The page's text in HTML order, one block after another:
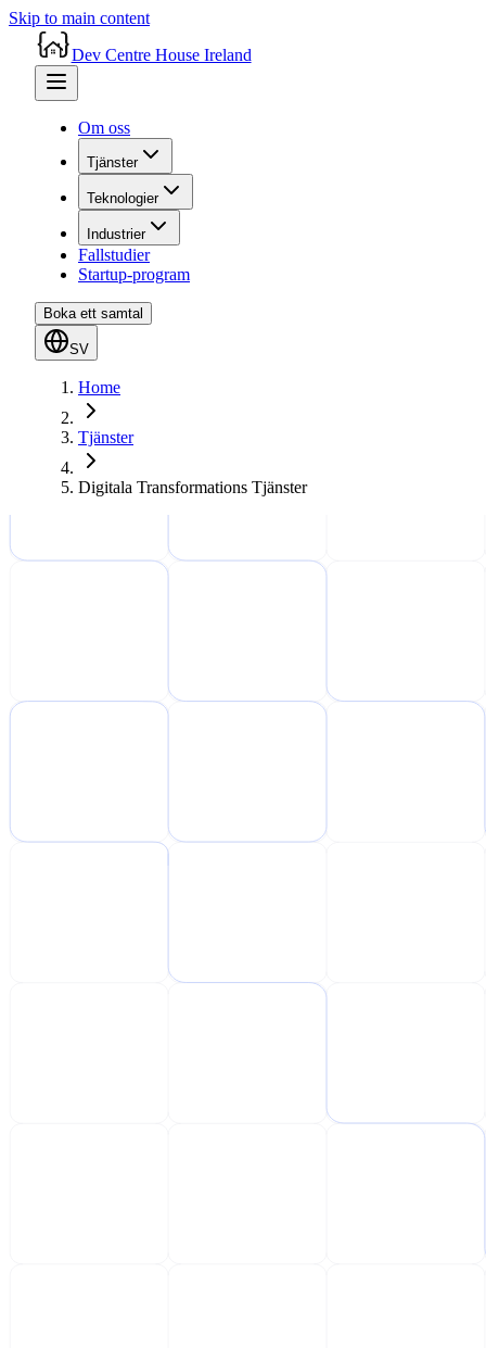
Skip to main content
Dev Centre House Ireland
Om oss
Tjänster
Teknologier
Industrier
Fallstudier
Startup-program
Boka ett samtal
SV
Home
Tjänster
Digitala Transformations Tjänster